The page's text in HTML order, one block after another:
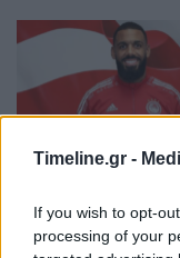
Timeline.gr -
If you wish to opt-
processing of your
Εμβιλά: «Πάμε
15:19 - 5 Αυγούστου